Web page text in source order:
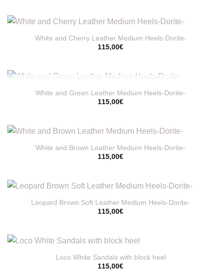
White and Cherry Leather Medium Heels-Dorite-
115,00€
ΕΞΑΝΤΛΗΜΈΝΟ
White and Green Leather Medium Heels-Dorite-
115,00€
White and Brown Leather Medium Heels-Dorite-
115,00€
Leopard Brown Soft Leather Medium Heels-Dorite-
115,00€
Loco White Sandals with block heel
115,00€